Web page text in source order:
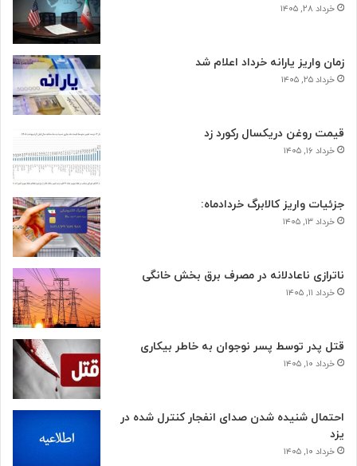
خرداد ۲۸, ۱۴۰۵
زمان واریز یارانه خرداد اعلام شد
خرداد ۲۵, ۱۴۰۵
قیمت روغن دریکسال رکورد زد
خرداد ۱۶, ۱۴۰۵
جزئیات واریز کالابرگ خردادماه:
خرداد ۱۳, ۱۴۰۵
ناترازی ناعادلانه در مصرف برق بخش خانگی
خرداد ۱۱, ۱۴۰۵
قتل پدر توسط پسر نوجوان به خاطر بیکاری
خرداد ۱۰, ۱۴۰۵
احتمال شنیده شدن صدای انفجار کنترل شده در
یزد
خرداد ۱۰, ۱۴۰۵